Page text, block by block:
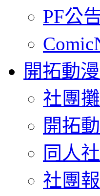
PF公
開拓動
社團
開拓
同人
社團